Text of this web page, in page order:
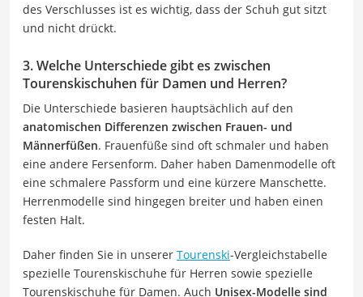
des Verschlusses ist es wichtig, dass der Schuh gut sitzt
und nicht drückt.
3. Welche Unterschiede gibt es zwischen
Tourenskischuhen für Damen und Herren?
Die Unterschiede basieren hauptsächlich auf den
anatomischen Differenzen zwischen Frauen- und
Männerfüßen. Frauenfüße sind oft schmaler und haben
eine andere Fersenform. Daher haben Damenmodelle oft
eine schmalere Passform und eine kürzere Manschette.
Herrenmodelle sind hingegen breiter und haben einen
festen Halt.
Daher finden Sie in unserer Tourenski-Vergleichstabelle
spezielle Tourenskischuhe für Herren sowie spezielle
Tourenskischuhe für Damen. Auch Unisex-Modelle sind